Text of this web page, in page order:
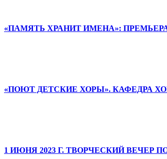
«ПАМЯТЬ ХРАНИТ ИМЕНА»:
«ПОЮТ ДЕТСКИЕ ХОРЫ». КАФЕДРА
1 ИЮНЯ 2023 Г. ТВОРЧЕСКИЙ ВЕЧЕР